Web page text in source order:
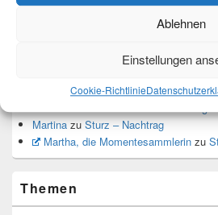
Ablehnen
Einstellungen
Cookie-Richtlinie
DIY - Leseknochen-Bezug
Nähmaschine endlich langsamer - es
Neueste Kommentare
MartinazuSturz – Nachtrag
Martha, die Momentesammlerinzu
Themen